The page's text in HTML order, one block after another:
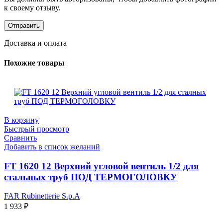
к своему отзыву.
Доставка и оплата
Похожие товары
В корзину
Быстрый просмотр
Сравнить
Добавить в список желаний
FT 1620 12 Верхний угловой вентиль 1/2 для
стальных труб ПОД ТЕРМОГОЛОВКУ
FAR Rubinetterie S.p.A
1 933 ₽